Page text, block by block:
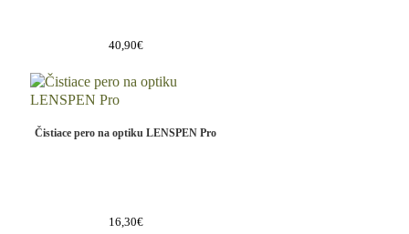
40,90€
Čistiace pero na optiku LENSPEN Pro
16,30€